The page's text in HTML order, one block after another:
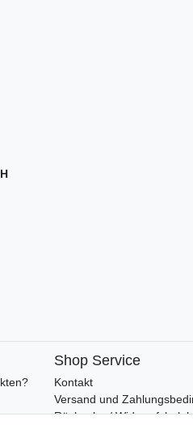
Shop Service
Kontakt
Versand und
Rückgabe /